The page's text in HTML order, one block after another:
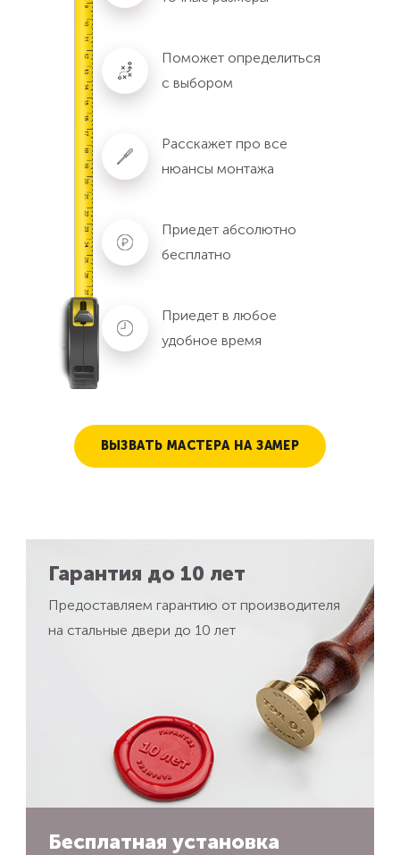
Поможет определиться
с выбором
Расскажет про все
нюансы монтажа
Приедет абсолютно
бесплатно
Приедет в любое
удобное время
ВЫЗВАТЬ МАСТЕРА НА ЗАМЕР
Гарантия до 10 лет
Предоставляем гарантию от производителя
на стальные двери до 10 лет
Бесплатная установка